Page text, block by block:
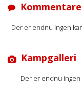
Der er endnu ingen
Kampgalleri
Der er endnu